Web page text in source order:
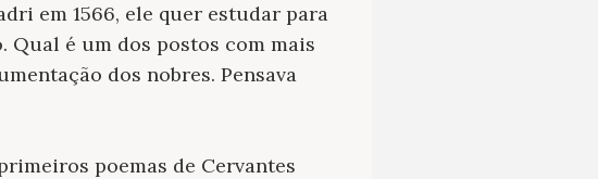
em 1566, ele quer estudar para
é um dos postos com mais
dos nobres. Pensava
poemas de Cervantes